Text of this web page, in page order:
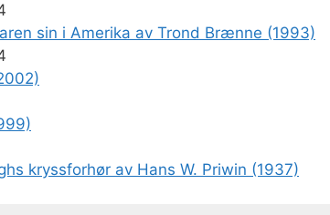
sin i Amerika av Trond Brænne (1993)
kryssforhør av Hans W. Priwin (1937)